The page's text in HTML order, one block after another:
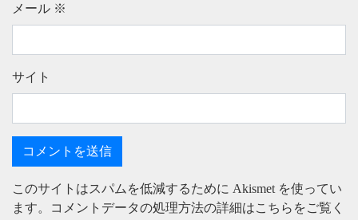
メール ※
サイト
このサイトはスパムを低減するために Akismet を使ってい
ます。
コメントデータの処理方法の詳細はこちらをご覧く